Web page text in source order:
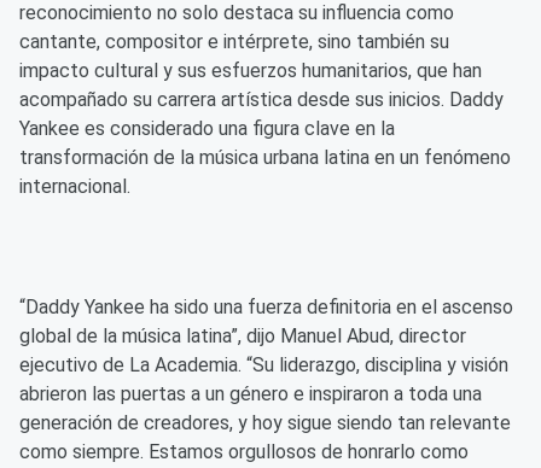
reconocimiento no solo destaca su influencia como
cantante, compositor e intérprete, sino también su
impacto cultural y sus esfuerzos humanitarios, que han
acompañado su carrera artística desde sus inicios. Daddy
Yankee es considerado una figura clave en la
transformación de la música urbana latina en un fenómeno
internacional.
“Daddy Yankee ha sido una fuerza definitoria en el ascenso
global de la música latina”, dijo Manuel Abud, director
ejecutivo de La Academia. “Su liderazgo, disciplina y visión
abrieron las puertas a un género e inspiraron a toda una
generación de creadores, y hoy sigue siendo tan relevante
como siempre. Estamos orgullosos de honrarlo como